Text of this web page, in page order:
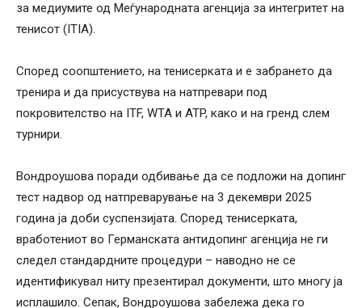
за медиумите од Меѓународната агенција за интегритет на
тенисот (ITIA).
Според соопштението, на тенисерката и е забрането да
тренира и да присуствува на натпревари под
покровителство на ITF, WTA и ATP, како и на гренд слем
турнири.
Вондроушова поради одбивање да се подложи на допинг
тест надвор од натпреварување на 3 декември 2025
година ја доби суспензијата. Според тенисерката,
вработениот во Германската антидопинг агенција не ги
следел стандардните процедури – наводно не се
идентификувал ниту презентирал документи, што многу ја
исплашило. Сепак, Вондроушова забележа дека го